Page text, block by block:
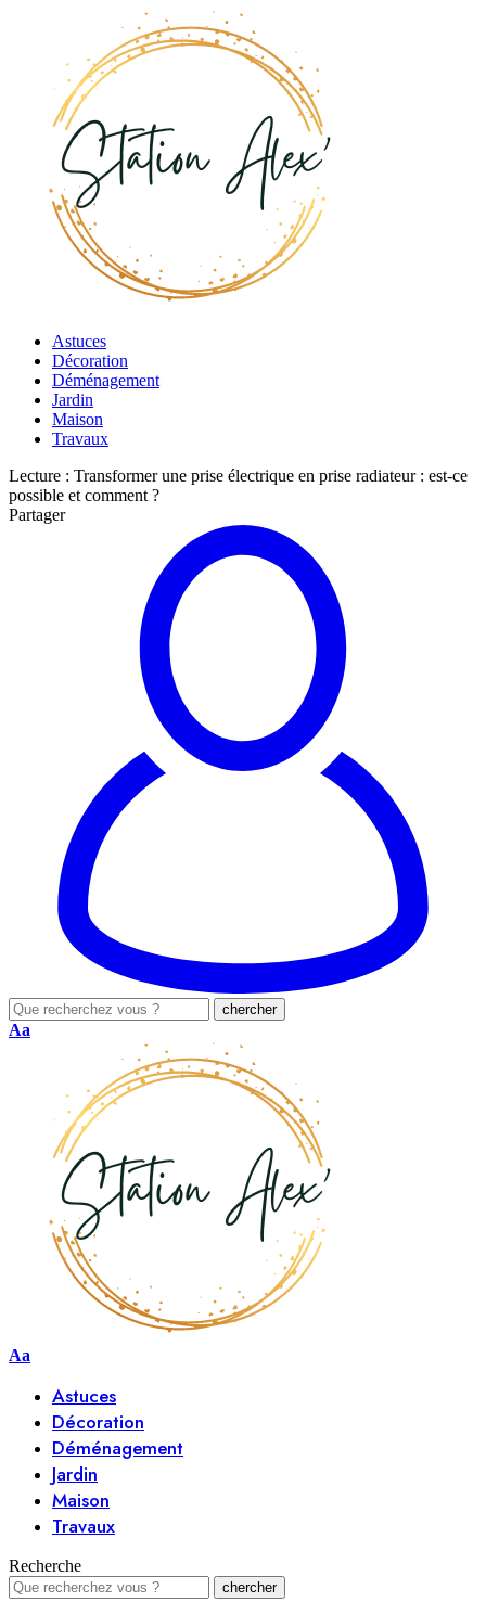
Astuces
Décoration
Déménagement
Jardin
Maison
Travaux
Lecture : Transformer une prise électrique en prise radiateur : est-ce
possible et comment ?
Partager
Aa
Aa
Astuces
Décoration
Déménagement
Jardin
Maison
Travaux
Recherche